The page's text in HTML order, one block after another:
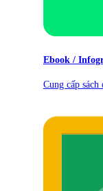
Ebook /
Cung cấp